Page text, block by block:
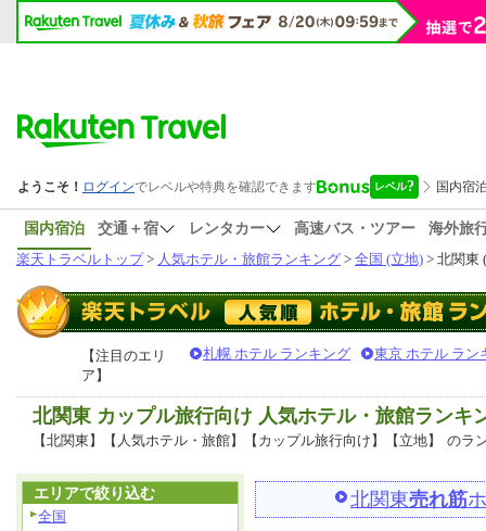
国内宿泊 交通＋宿 レンタカー 高速バス・ツアー
海外旅
楽天トラベルトップ> 人気ホテル・旅館ランキング > 全国 (立地) > 北関東
【注目のエリ
ア】
札幌 ホテル ランキング 東京 ホテル ラン
北関東 カップル旅行向け 人気ホテル・旅館ランキ
【北関東】【人気ホテル・旅館】【カップル旅行向け】【立地】 のラ
北関東売れ筋
エリアで絞り込む
全国